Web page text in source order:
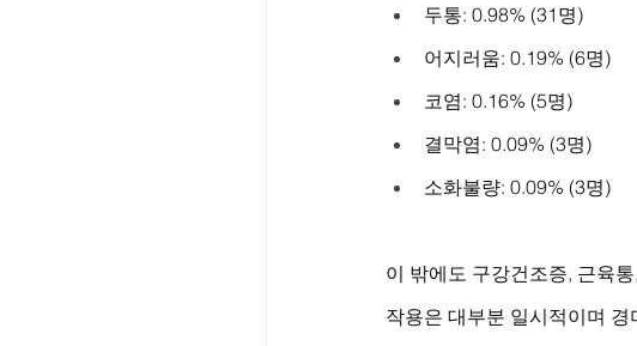
두통: 0.98% (31명)
어지러움: 0.19% (6명)
코염: 0.16% (5명)
결막염: 0.09% (3명)
소화불량: 0.09% (3명)
이 밖에도 구강건조증, 근육
작용은 대부분 일시적이며